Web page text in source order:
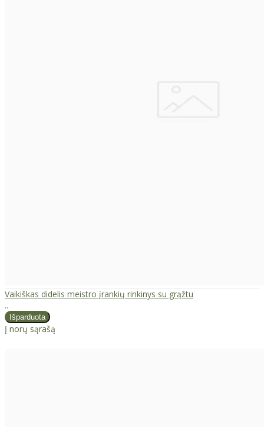
Vaikiškas didelis meistro įrankių rinkinys su grąžtu
..
Į norų sąrašą